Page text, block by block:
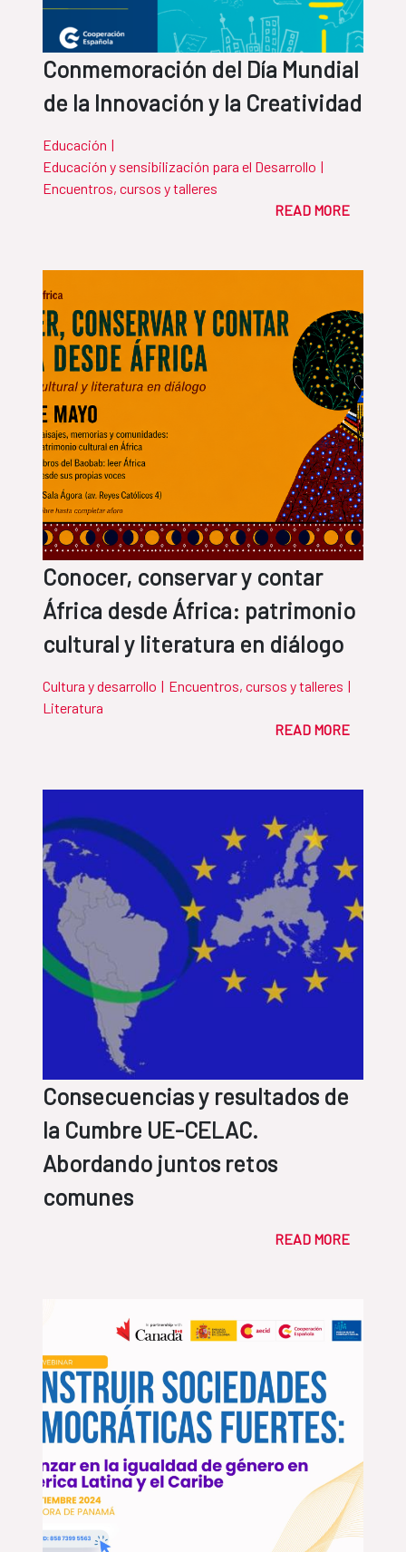
Conmemoración del Día Mundial
de la Innovación y la Creatividad
Educación |
Educación y sensibilización para el Desarrollo |
Encuentros, cursos y talleres
READ MORE
Conocer, conservar y contar
África desde África: patrimonio
cultural y literatura en diálogo
Cultura y desarrollo | Encuentros, cursos y talleres |
Literatura
READ MORE
Consecuencias y resultados de
la Cumbre UE-CELAC.
Abordando juntos retos
comunes
READ MORE